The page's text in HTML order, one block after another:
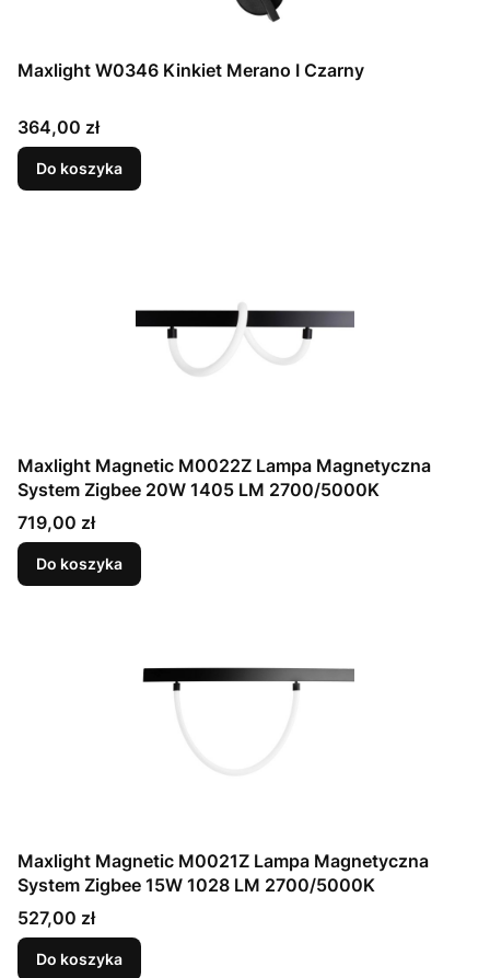
Maxlight W0346 Kinkiet Merano I Czarny
Cena
364,00 zł
Do koszyka
Maxlight Magnetic M0022Z Lampa Magnetyczna
System Zigbee 20W 1405 LM 2700/5000K
Cena
719,00 zł
Do koszyka
Maxlight Magnetic M0021Z Lampa Magnetyczna
System Zigbee 15W 1028 LM 2700/5000K
Cena
527,00 zł
Do koszyka